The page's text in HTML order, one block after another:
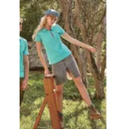
款
式。
可
在
產
品
頁
面
選
擇
選